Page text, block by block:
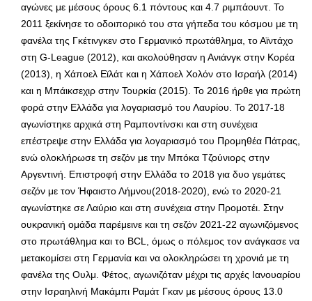
αγώνες με μέσους όρους 6.1 πόντους και 4.7 ριμπάουντ. Το
2011 ξεκίνησε το οδοιπορικό του στα γήπεδα του κόσμου με τη
φανέλα της Γκέτινγκεν στο Γερμανικό πρωτάθλημα, το Αϊντάχο
στη G-League (2012), και ακολούθησαν η Ανιάνγκ στην Κορέα
(2013), η Χάποελ Εϊλάτ και η Χάποελ Χολόν στο Ισραήλ (2014)
και η Μπάικσεχιρ στην Τουρκία (2015). Το 2016 ήρθε για πρώτη
φορά στην Ελλάδα για λογαριασμό του Λαυρίου. Το 2017-18
αγωνίστηκε αρχικά στη Ραμποντίνσκι και στη συνέχεια
επέστρεψε στην Ελλάδα για λογαριασμό του Προμηθέα Πάτρας,
ενώ ολοκλήρωσε τη σεζόν με την Μπόκα Τζούνιορς στην
Αργεντινή. Επιστροφή στην Ελλάδα το 2018 για δυο γεμάτες
σεζόν με τον Ήφαιστο Λήμνου(2018-2020), ενώ το 2020-21
αγωνίστηκε σε Λαύριο και στη συνέχεια στην Προμοτέι. Στην
ουκρανική ομάδα παρέμεινε και τη σεζόν 2021-22 αγωνιζόμενος
στο πρωτάθλημα και το BCL, όμως ο πόλεμος τον ανάγκασε να
μετακομίσει στη Γερμανία και να ολοκληρώσει τη χρονιά με τη
φανέλα της Ουλμ. Φέτος, αγωνιζόταν μέχρι τις αρχές Ιανουαρίου
στην Ισραηλινή Μακάμπι Ραμάτ Γκαν με μέσους όρους 13.0